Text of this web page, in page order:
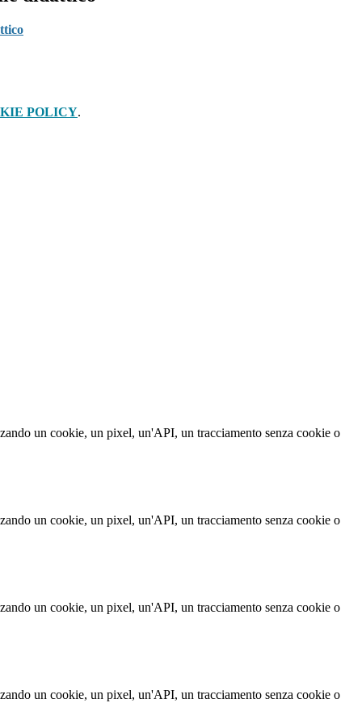
POLICY.
un cookie, un pixel, un'API, un tracciamento senza cookie o
un cookie, un pixel, un'API, un tracciamento senza cookie o
un cookie, un pixel, un'API, un tracciamento senza cookie o
un cookie, un pixel, un'API, un tracciamento senza cookie o